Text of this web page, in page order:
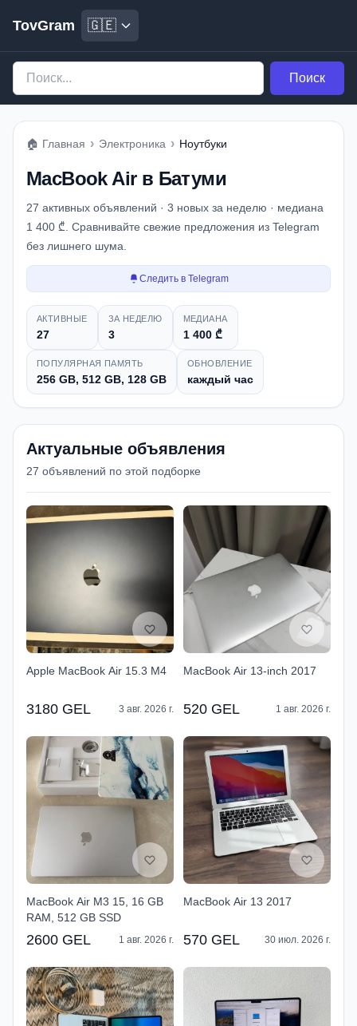
TovGram 🇬🇪
Поиск
🏠 Главная › Электроника › Ноутбуки
MacBook Air в Батуми
27 активных объявлений · 3 новых за неделю · медиана
1 400 ₾. Сравнивайте свежие предложения из Telegram
без лишнего шума.
Следить в Telegram
Снимок рынка
АКТИВНЫЕ
27
ЗА НЕДЕЛЮ
3
МЕДИАНА
1 400 ₾
ПОПУЛЯРНАЯ ПАМЯТЬ
256 GB, 512 GB, 128 GB
ОБНОВЛЕНИЕ
каждый час
Актуальные объявления
27 объявлений по этой подборке
Apple MacBook Air 15.3 M4
3180 GEL 3 авг. 2026 г.
MacBook Air 13-inch 2017
520 GEL 1 авг. 2026 г.
MacBook Air M3 15, 16 GB
RAM, 512 GB SSD
2600 GEL 1 авг. 2026 г.
MacBook Air 13 2017
570 GEL 30 июл. 2026 г.